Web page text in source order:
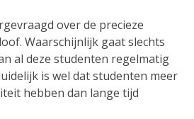
over de precieze
Waarschijnlijk gaat slechts
al deze studenten regelmatig
is wel dat studenten meer
hebben dan lange tijd